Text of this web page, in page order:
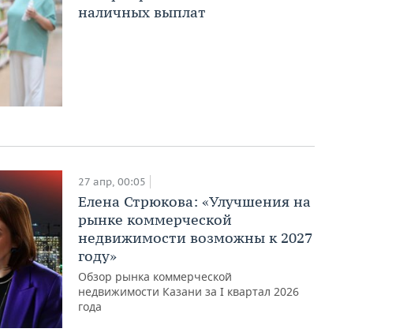
наличных выплат
27 апр, 00:05
Елена Стрюкова: «Улучшения на
рынке коммерческой
недвижимости возможны к 2027
году»
Обзор рынка коммерческой
недвижимости Казани за I квартал 2026
года